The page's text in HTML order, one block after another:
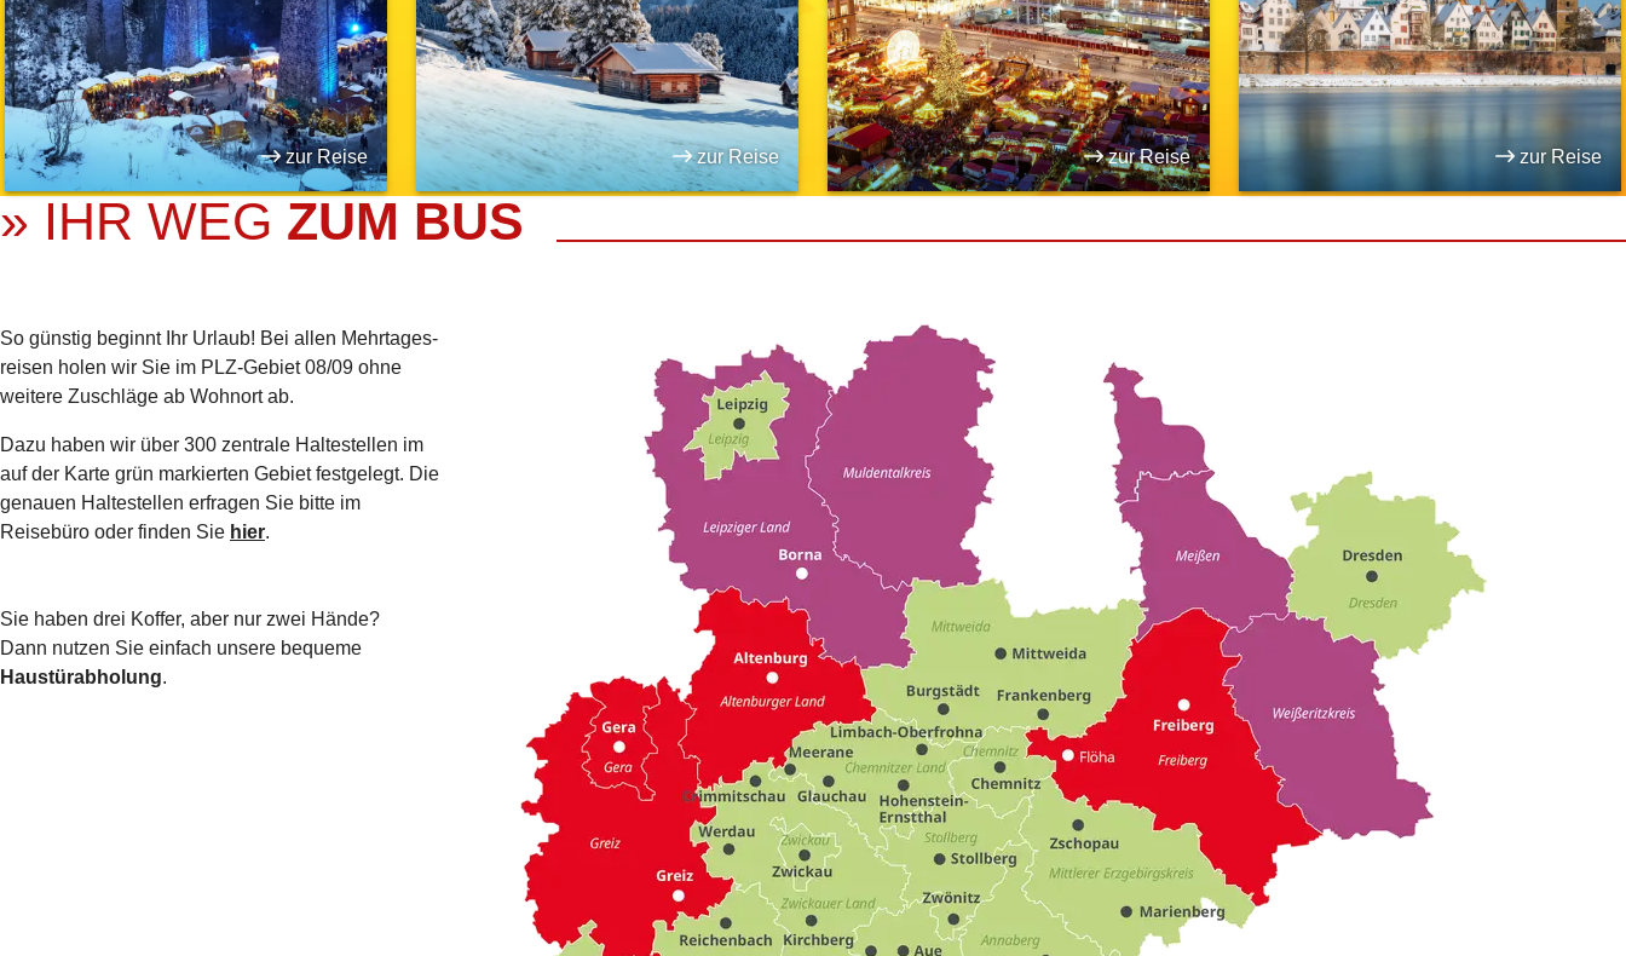
zur Reise
zur Reise
Brauchtum
zur Reise
zur Reise
» IHR WEG ZUM BUS
So günstig beginnt Ihr Urlaub! Bei allen Mehrtages­
reisen holen wir Sie im PLZ-Gebiet 08/09 ohne
weitere Zuschläge ab Wohnort ab.
Dazu haben wir über 300 zentrale Haltestellen im
auf der Karte grün markierten Gebiet festgelegt. Die
genauen Haltestellen erfragen Sie bitte im
Reisebüro oder finden Sie hier.
Sie haben drei Koffer, aber nur zwei Hände?
Dann nutzen Sie einfach unsere bequeme
Haustürabholung.